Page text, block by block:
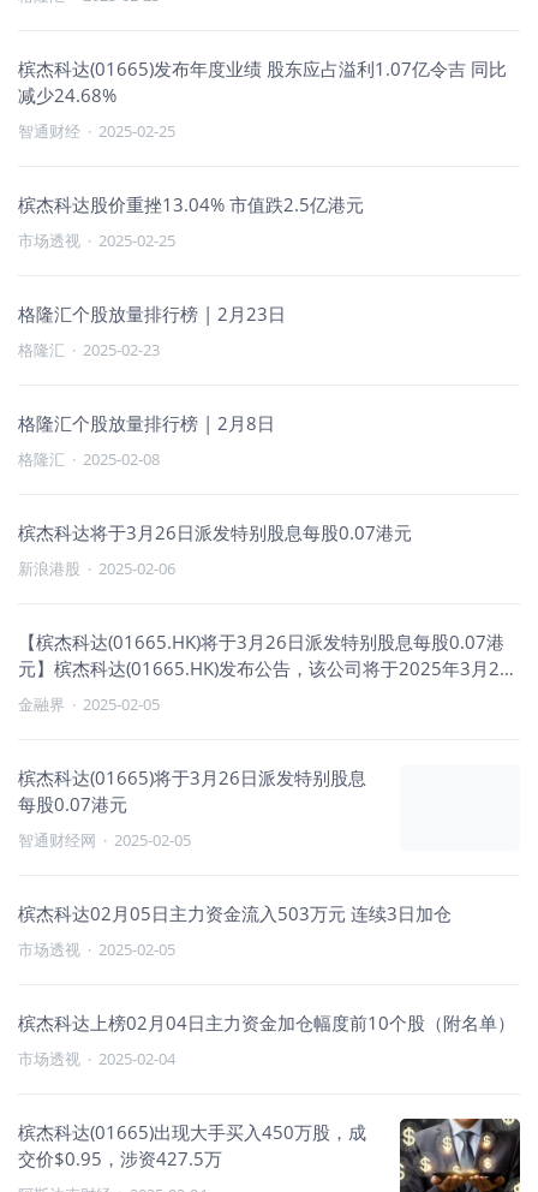
槟杰科达(01665)发布年度业绩 股东应占溢利1.07亿令吉 同比
减少24.68%
智通财经 · 2025-02-25
槟杰科达股价重挫13.04% 市值跌2.5亿港元
市场透视 · 2025-02-25
格隆汇个股放量排行榜 | 2月23日
格隆汇 · 2025-02-23
格隆汇个股放量排行榜 | 2月8日
格隆汇 · 2025-02-08
槟杰科达将于3月26日派发特别股息每股0.07港元
新浪港股 · 2025-02-06
【槟杰科达(01665.HK)将于3月26日派发特别股息每股0.07港
元】槟杰科达(01665.HK)发布公告，该公司将于2025年3月26
日派发特别股息每股0.07港元。
金融界 · 2025-02-05
槟杰科达(01665)将于3月26日派发特别股息
每股0.07港元
智通财经网 · 2025-02-05
槟杰科达02月05日主力资金流入503万元 连续3日加仓
市场透视 · 2025-02-05
槟杰科达上榜02月04日主力资金加仓幅度前10个股（附名单）
市场透视 · 2025-02-04
槟杰科达(01665)出现大手买入450万股，成
交价$0.95，涉资427.5万